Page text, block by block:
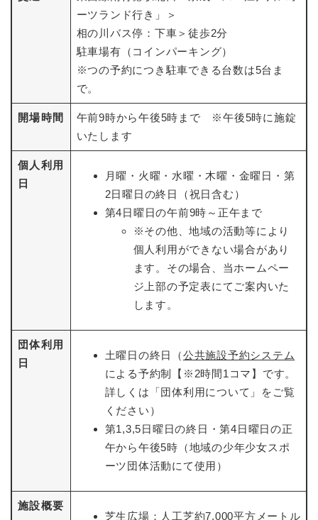
ーツランド行き」＞
相の川バス停：下車＞徒歩2分
駐車場有（コインパーキング）
※つの予約につき駐車できる台数は5台ま
で。
開場時間
午前9時から午後5時まで ※午後5時に施錠
いたします
個人利用
日
月曜・火曜・水曜・木曜・金曜日・第
2日曜日の終日（祝日含む）
第4日曜日の午前9時～正午まで
※その他、地域の活動等により
個人利用ができない場合があり
ます。その場合、当ホームペー
ジ上部の予定表にてご案内いた
します。
団体利用
日
土曜日の終日（公共施設予約システム
による予約制【※2時間1コマ】です。
詳しくは「団体利用について」をご覧
ください）
第1,3,5日曜日の終日・第4日曜日の正
午から午後5時（地域の少年少女スポ
ーツ団体活動にて使用）
施設概要
芝生広場：人工芝約7,000平方メートル